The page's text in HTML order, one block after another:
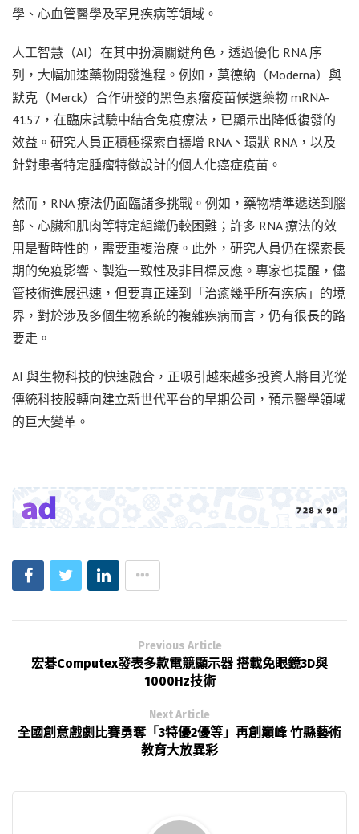
學、心血管醫學及罕見疾病等領域。
人工智慧（AI）在其中扮演關鍵角色，透過優化 RNA 序
列，大幅加速藥物開發進程。例如，莫德納（Moderna）與
默克（Merck）合作研發的黑色素瘤疫苗候選藥物 mRNA-
4157，在臨床試驗中結合免疫療法，已顯示出降低復發的
效益。研究人員正積極探索自擴增 RNA、環狀 RNA，以及
針對患者特定腫瘤特徵設計的個人化癌症疫苗。
然而，RNA 療法仍面臨諸多挑戰。例如，藥物精準遞送到腦
部、心臟和肌肉等特定組織仍較困難；許多 RNA 療法的效
用是暫時性的，需要重複治療。此外，研究人員仍在探索長
期的免疫影響、製造一致性及非目標反應。專家也提醒，儘
管技術進展迅速，但要真正達到「治癒幾乎所有疾病」的境
界，對於涉及多個生物系統的複雜疾病而言，仍有很長的路
要走。
AI 與生物科技的快速融合，正吸引越來越多投資人將目光從
傳統科技股轉向建立新世代平台的早期公司，預示醫學領域
的巨大變革。
Previous Article
宏碁Computex發表多款電競顯示器 搭載免眼鏡3D與
1000Hz技術
Next Article
全國創意戲劇比賽勇奪「3特優2優等」再創巔峰 竹縣藝術
教育大放異彩